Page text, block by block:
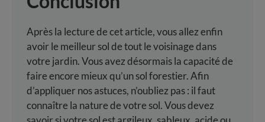
Après la lecture de cet article, vous allez enfin
avoir le meilleur sol de tout le voisinage dans
votre jardin. Vous avez désormais la capacité de
faire encore mieux qu’un sol forestier. Afin
d’appliquer nos astuces, n’oubliez pas : il faut
connaître la nature de votre sol. Vous devez